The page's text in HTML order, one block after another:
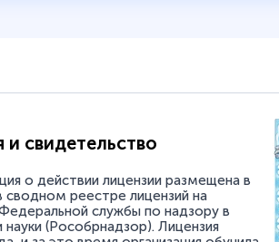
и свидетельство
о действии лицензии размещена в
реестре лицензий на
службы по надзору в
(Рособрнадзор). Лицензия